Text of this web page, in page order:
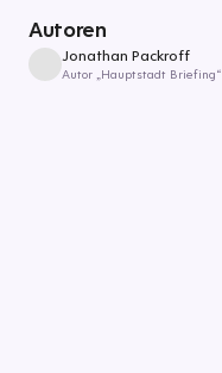
Autoren
Jonathan Packroff
Autor „Hauptstadt Briefing“